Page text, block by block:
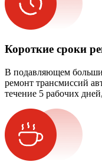
Короткие сроки
В подавляющем
ремонт трансмиссий
течение 5 рабочих